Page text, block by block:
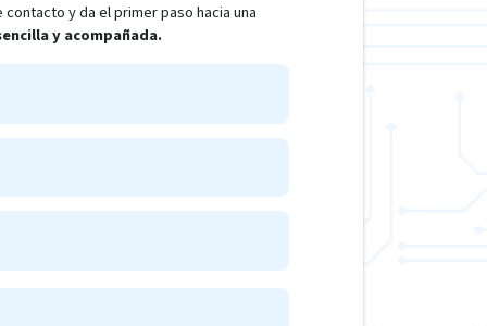
y da el primer paso hacia una
y acompañada.